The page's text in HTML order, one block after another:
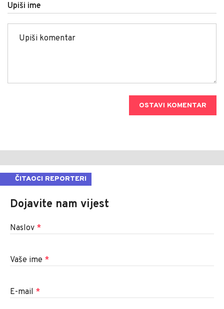
Upiši ime
OSTAVI KOMENTAR
ČITAOCI REPORTERI
Dojavite nam vijest
Naslov *
Vaše ime *
E-mail *